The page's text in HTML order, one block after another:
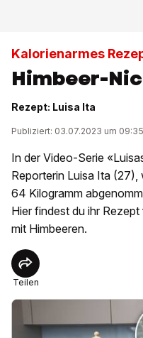
Kalorienarmes
Himbeer-
Rezept: Luisa Ita
Publiziert: 03.07.2023 um
In der Video-Serie
Reporterin Luisa Ita (27),
64 Kilogramm
Hier findest du ihr
mit Himbeeren.
Teilen